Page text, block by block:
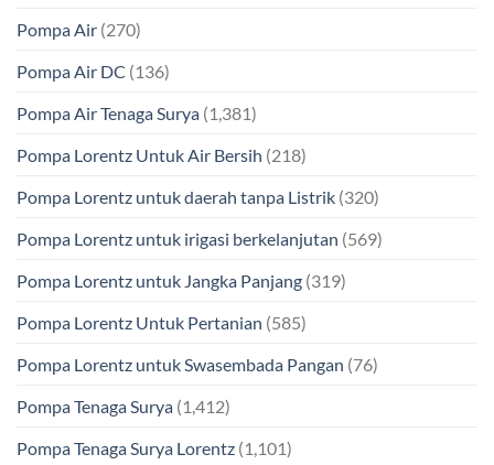
Pompa Air (270)
Pompa Air DC (136)
Pompa Air Tenaga Surya (1,381)
Pompa Lorentz Untuk Air Bersih (218)
Pompa Lorentz untuk daerah tanpa Listrik (320)
Pompa Lorentz untuk irigasi berkelanjutan (569)
Pompa Lorentz untuk Jangka Panjang (319)
Pompa Lorentz Untuk Pertanian (585)
Pompa Lorentz untuk Swasembada Pangan (76)
Pompa Tenaga Surya (1,412)
Pompa Tenaga Surya Lorentz (1,101)